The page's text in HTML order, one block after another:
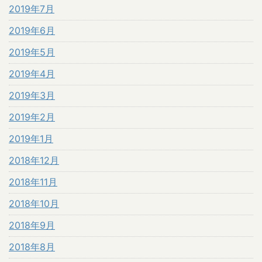
2019年7月
2019年6月
2019年5月
2019年4月
2019年3月
2019年2月
2019年1月
2018年12月
2018年11月
2018年10月
2018年9月
2018年8月